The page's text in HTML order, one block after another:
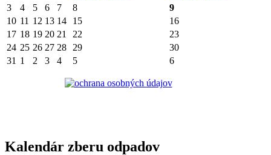
3
4 5 6 7 8
9
10 11 12 13 14 15
16
17 18 19 20 21 22
23
24 25 26 27 28 29
30
31 1 2 3 4 5 6
Kalendár zberu odpadov